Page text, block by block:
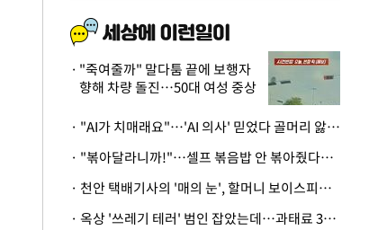
"죽여줄까" 말다툼 끝에 보행자
향해 차량 돌진…50대 여성 중상
· "AI가 치매래요"…'AI 의사' 믿었다 골머리 앓는 美 의료계 '경고'
· "볶아달라니까!"…셀프 볶음밥 안 볶아줬다고 사장 폭행한 손님
· 천안 택배기사의 '매의 눈', 할머니 보이스피싱 피해 막아
· 옥상 '쓰레기 테러' 범인 잡았는데…과태료 3만원 처분에 숙박업주 허탈